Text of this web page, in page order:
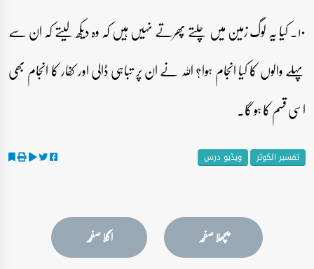
۱۰۔ کیا یہ لوگ زمین میں چلتے پھرتے نہیں ہیں کہ وہ دیکھ لیتے کہ ان سے
پہلے والوں کا کیا انجام ہوا؟ اللہ نے ان پر تباہی ڈالی اور کفار کا انجام بھی
اسی قسم کا ہو گا۔
تفسیر الکوثر ویڈیو درس
پچھلا صفحہ اگلا صفحہ